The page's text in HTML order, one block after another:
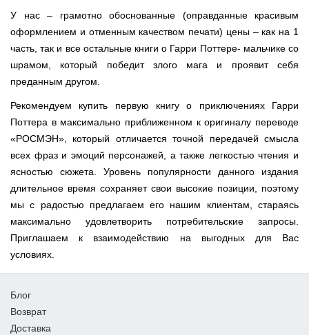
У нас – грамотно обоснованные (оправданные красивым
оформлением и отменным качеством печати) цены – как на 1
часть, так и все остальные книги о Гарри Поттере- мальчике со
шрамом, который победит злого мага и проявит себя
преданным другом.
Рекомендуем купить первую книгу о приключениях Гарри
Поттера в максимально приближенном к оригиналу переводе
«РОСМЭН», который отличается точной передачей смысла
всех фраз и эмоций персонажей, а также легкостью чтения и
ясностью сюжета. Уровень популярности данного издания
длительное время сохраняет свои высокие позиции, поэтому
мы с радостью предлагаем его нашим клиентам, стараясь
максимально удовлетворить потребительские запросы.
Приглашаем к взаимодействию на выгодных для Вас
условиях.
Блог
Возврат
Доставка